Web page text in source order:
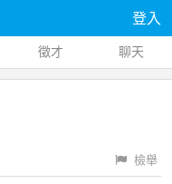
登入
徵才 聊天
檢舉